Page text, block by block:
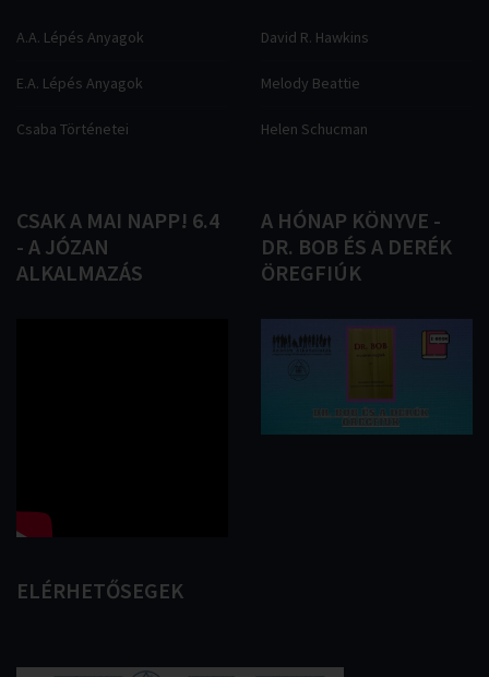
A.A. Lépés Anyagok
E.A. Lépés Anyagok
Csaba Történetei
David R. Hawkins
Melody Beattie
Helen Schucman
CSAKA MAI NAPP! 6.4
- A JÓZAN
ALKALMAZÁS
A HÓNAP KÖNYVE -
DR. BOB ÉS A DERÉK
ÖREGFIÚK
ELÉRHETŐSEGEK